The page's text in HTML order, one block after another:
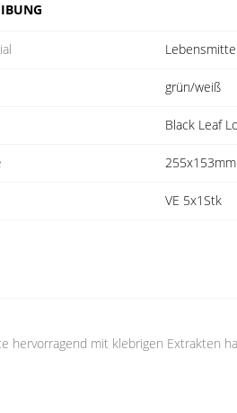
grün/weiß
Black Leaf
255x153mm
VE 5x1Stk
hervorragend mit klebrigen Extrakten